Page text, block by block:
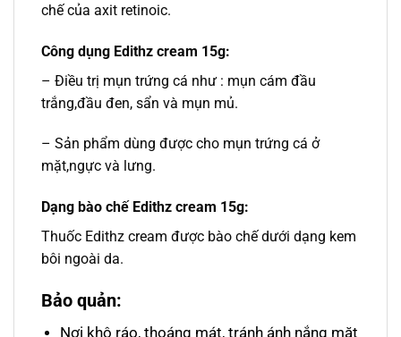
chế của axit retinoic.
Công dụng Edithz cream 15g:
– Điều trị mụn trứng cá như : mụn cám đầu
trắng,đầu đen, sẩn và mụn mủ.
– Sản phẩm dùng được cho mụn trứng cá ở
mặt,ngực và lưng.
Dạng bào chế Edithz cream 15g:
Thuốc Edithz cream được bào chế dưới dạng kem
bôi ngoài da.
Bảo quản:
Nơi khô ráo, thoáng mát, tránh ánh nắng mặt